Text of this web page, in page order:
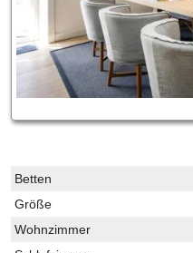
Betten
Größe
Wohnzimmer